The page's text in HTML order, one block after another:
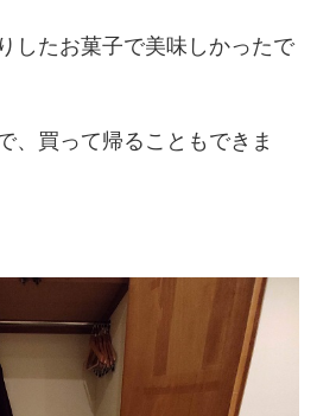
したお菓子で美味しかったで
、買って帰ることもできま